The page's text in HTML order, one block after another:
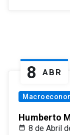
8 ABR
Humberto
8 de Abril